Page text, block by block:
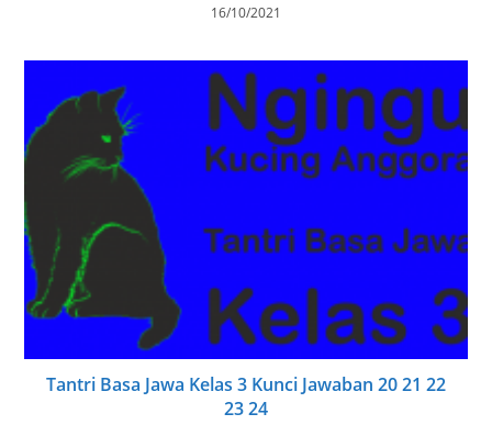
16/10/2021
Tantri Basa Jawa Kelas 3 Kunci Jawaban 20 21 22
23 24